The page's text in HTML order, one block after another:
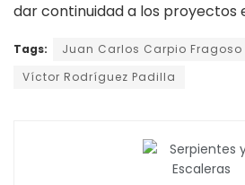
dar continuidad a los proyectos
Tags: Juan Carlos Carpio Fragoso
Víctor Rodríguez Padilla